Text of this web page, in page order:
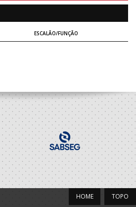
ESCALÃO/FUNÇÃO
TOPO
HOME